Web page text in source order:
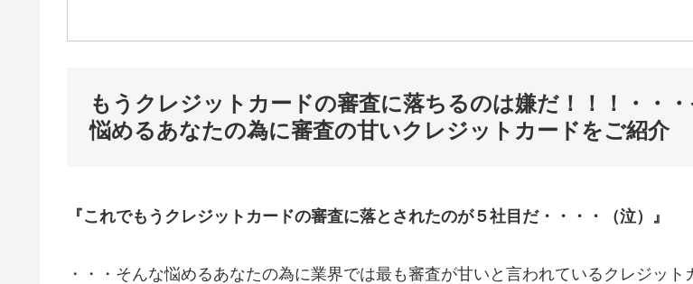
もうクレジットカードの審査に落ちるのは嫌だ！！！・・
悩めるあなたの為に審査の甘いクレジットカードをご紹介
『これでもうクレジットカードの審査に落とされたのが５社目だ・・・・（泣）』
・・・そんな悩めるあなたの為に業界では最も審査が甘いと言われているクレジット